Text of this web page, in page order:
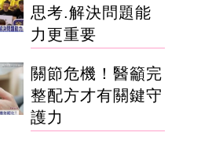
思考.解決問題能
力更重要
關節危機！醫籲完
整配方才有關鍵守
護力